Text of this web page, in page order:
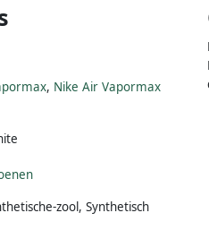
, Nike Air Vapormax
zool, Synthetisch